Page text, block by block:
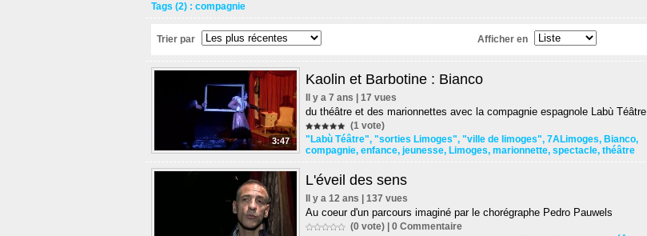
Tags (2) : compagnie
Trier par Afficher en
3:47
Kaolin et Barbotine : Bianco
Il y a 7 ans | 17 vues
du théâtre et des marionnettes avec la compagnie espagnole Labù Téâtre
(1 vote)
"Labù Téâtre", "sorties Limoges", "ville de limoges", 7ALimoges, Bianco,
compagnie, enfance, jeunesse, Limoges, marionnette, spectacle, théâtre
L'éveil des sens
Il y a 12 ans | 137 vues
Au coeur d'un parcours imaginé par le chorégraphe Pedro Pauwels
(0 vote) | 0 Commentaire